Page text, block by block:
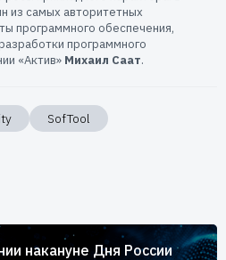
из самых авторитетных
программного обеспечения,
программного
«Актив» Михаил Саат.
SofTool
накануне Дня России